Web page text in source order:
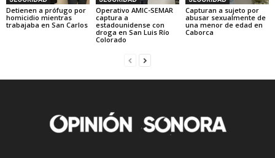
Detienen a prófugo por
homicidio mientras
trabajaba en San Carlos
Operativo AMIC-SEMAR
captura a
estadounidense con
droga en San Luis Río
Colorado
Capturan a sujeto por
abusar sexualmente de
una menor de edad en
Caborca